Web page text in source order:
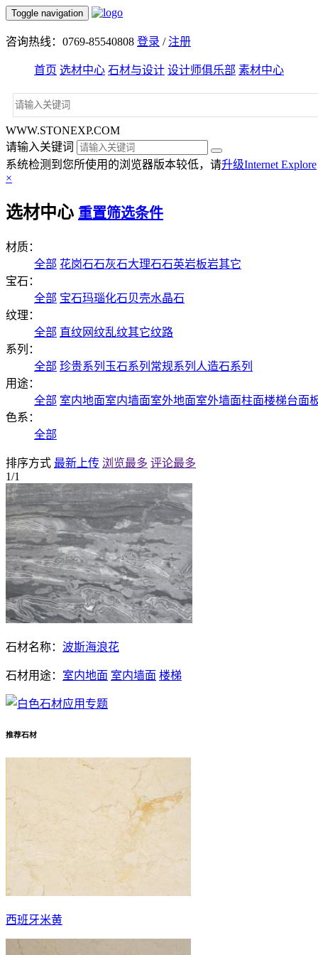
Toggle navigation
咨询热线：0769-85540808 登录 /注册
首页 选材中心 石材与设计 设计师俱乐部 素材中心
WWW.STONEXP.COM
请输入关键词
系统检测到您所使用的浏览器版本较低，请升级Internet Explore
×
选材中心 重置筛选条件
材质：
全部 花岗石石灰石大理石石英岩板岩其它
宝石：
全部 宝石玛瑙化石贝壳水晶石
纹理：
全部 直纹网纹乱纹其它纹路
系列：
全部 珍贵系列 玉石系列 常规系列 人造石系列
用途：
全部 室内地面室内墙面室外地面室外墙面柱面楼梯台面
色系：
全部
排序方式 最新上传 浏览最多 评论最多
1/1
石材名称： 波斯海浪花
石材用途： 室内地面 室内墙面 楼梯
推荐石材
西班牙米黄